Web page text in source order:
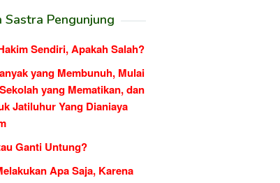
Sastra Pengunjung
Sendiri, Apakah Salah?
yang Membunuh, Mulai
yang Mematikan, dan
Jatiluhur Yang Dianiaya
Ganti Untung?
Apa Saja, Karena